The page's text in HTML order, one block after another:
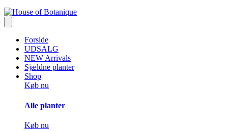
Forside
UDSALG
NEW Arrivals
Sjældne planter
Shop
Køb nu
Alle planter
Køb nu